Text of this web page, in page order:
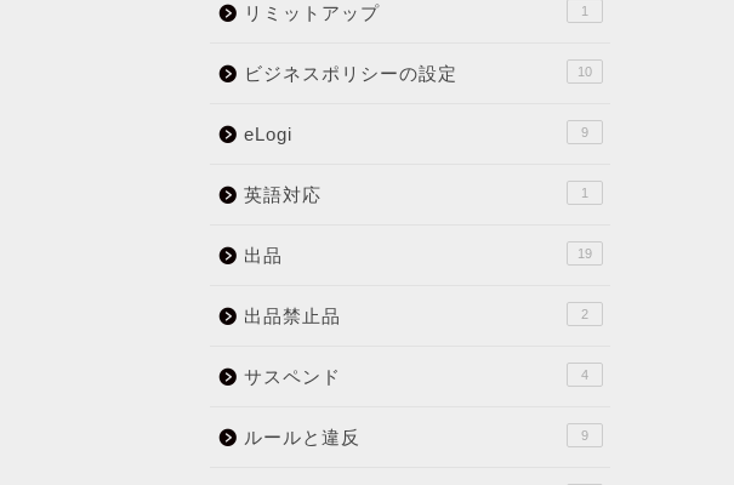
リミットアップ 1
ビジネスポリシーの設定 10
eLogi 9
英語対応 1
出品 19
出品禁止品 2
サスペンド 4
ルールと違反 9